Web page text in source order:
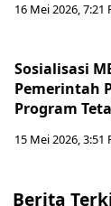
16 Mei 2026, 7:21
Sosialisasi
Pemerintah
Program
15 Mei 2026, 3:51
Berita